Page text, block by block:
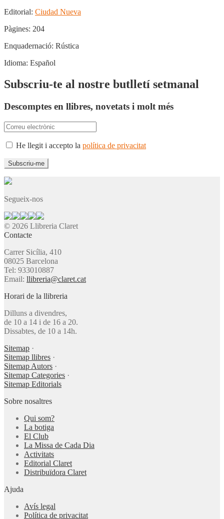
Editorial: Ciudad Nueva
Pàgines: 204
Enquadernació: Rústica
Idioma: Español
Subscriu-te al nostre butlletí setmanal
Descomptes en llibres, novetats i molt més
He llegit i accepto la política de privacitat
Segueix-nos
© 2026 Llibreria Claret
Contacte
Carrer Sicília, 410
08025 Barcelona
Tel: 933010887
Email: llibreria@claret.cat
Horari de la llibreria
Dilluns a divendres,
de 10 a 14 i de 16 a 20.
Dissabtes, de 10 a 14h.
Sitemap ·
Sitemap llibres ·
Sitemap Autors ·
Sitemap Categories ·
Sitemap Editorials
Sobre nosaltres
Qui som?
La botiga
El Club
La Missa de Cada Dia
Activitats
Editorial Claret
Distribuïdora Claret
Ajuda
Avís legal
Política de privacitat